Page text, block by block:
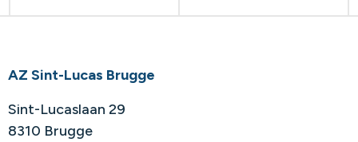
AZ Sint-Lucas Brugge
Sint-Lucaslaan 29
8310 Brugge